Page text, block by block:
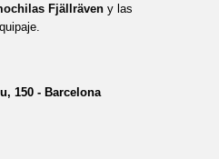
Fjällräveny las
150 - Barcelona